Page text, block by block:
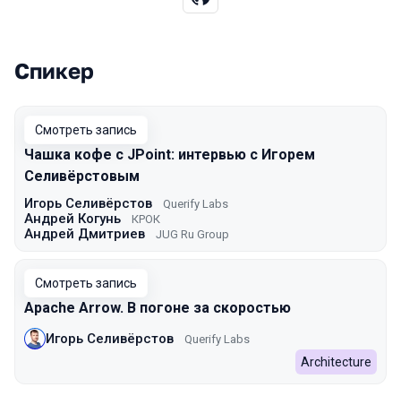
Выступления в сезоне 2022
Спикер
Смотреть запись
Чашка кофе с JPoint: интервью с Игорем
Селивёрстовым
Игорь Селивёрстов Querify Labs
Андрей Когунь КРОК
Андрей Дмитриев JUG Ru Group
Смотреть запись
Apache Arrow. В погоне за скоростью
Игорь Селивёрстов Querify Labs
Architecture